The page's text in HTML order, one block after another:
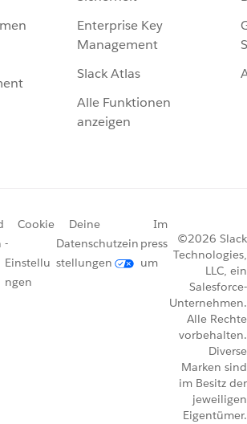
Enterprise Key
Management
Slack Atlas
Alle Funktionen
anzeigen
Cookie
-
Einstellu
ngen
Deine
Datenschutzein
stellungen
Im
press
um
©2026 Slack
Technologies,
LLC, ein
Salesforce-
Unternehmen.
Alle Rechte
vorbehalten.
Diverse
Marken sind
im Besitz der
jeweiligen
Eigentümer.